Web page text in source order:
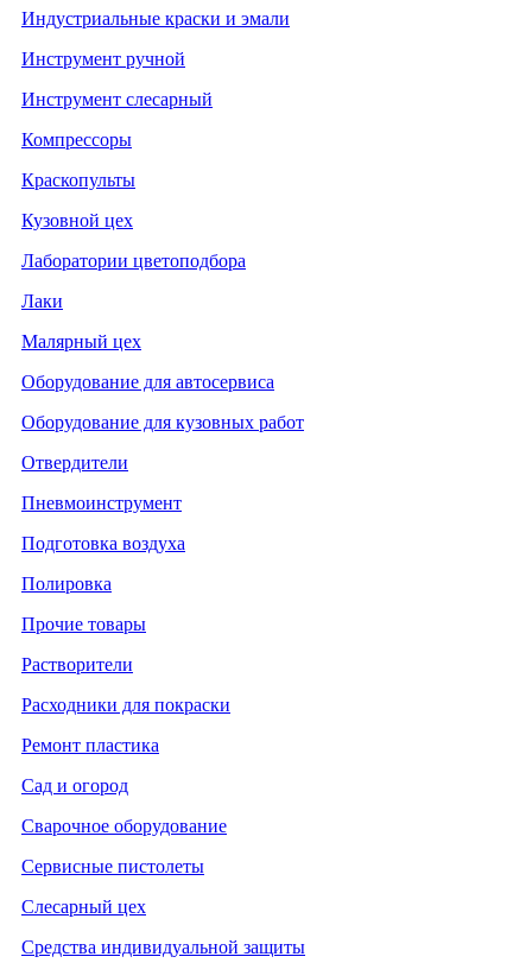
Индустриальные краски и эмали
Инструмент ручной
Инструмент слесарный
Компрессоры
Краскопульты
Кузовной цех
Лаборатории цветоподбора
Лаки
Малярный цех
Оборудование для автосервиса
Оборудование для кузовных работ
Отвердители
Пневмоинструмент
Подготовка воздуха
Полировка
Прочие товары
Растворители
Расходники для покраски
Ремонт пластика
Сад и огород
Сварочное оборудование
Сервисные пистолеты
Слесарный цех
Средства индивидуальной защиты